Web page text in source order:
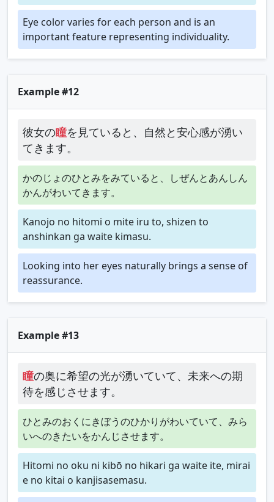
Eye color varies for each person and is an
important feature representing individuality.
Example #12
彼女の瞳を見ていると、自然と安心感が湧い
てきます。
かのじょのひとみをみていると、しぜんとあんしん
かんがわいてきます。
Kanojo no hitomi o mite iru to, shizen to
anshinkan ga waite kimasu.
Looking into her eyes naturally brings a sense of
reassurance.
Example #13
瞳の奥に希望の光が湧いていて、未来への期
待を感じさせます。
ひとみのおくにきぼうのひかりがわいていて、みら
いへのきたいをかんじさせます。
Hitomi no oku ni kibō no hikari ga waite ite, mirai
e no kitai o kanjisasemasu.